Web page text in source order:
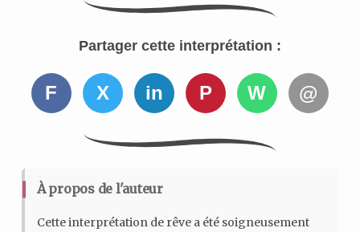
Partager cette interprétation :
F X in P W @
À propos de l'auteur
Cette interprétation de rêve a été soigneusement